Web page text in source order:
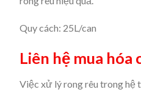
Quy cách: 25L/can
Liên hệ mua
Việc xử lý rong rêu trong hệ